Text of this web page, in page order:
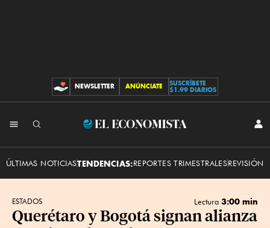
CONTRIBUCIONES
NEWSLETTER ANÚNCIATE
SUSCRÍBETE
$1.99 DIARIOS
El
ÚLTIMAS NOTICIASTENDENCIAS:REPORTES TRIMESTRALESREVISIÓN
ESTADOS Lectura 3:00 min
Querétaro y Bogotá signan alianza